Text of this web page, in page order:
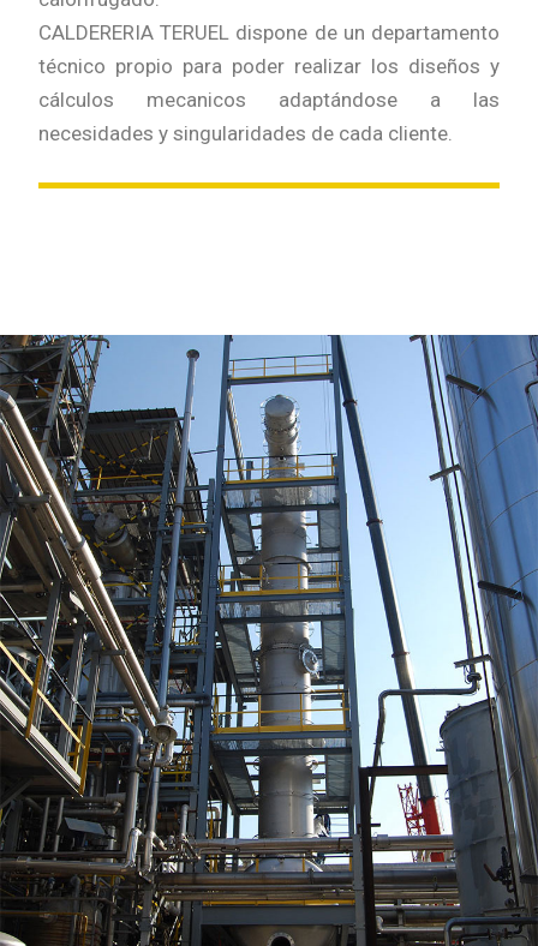
CALDERERIA TERUEL dispone de un departamento
técnico propio para poder realizar los diseños y
cálculos mecanicos adaptándose a las
necesidades y singularidades de cada cliente.